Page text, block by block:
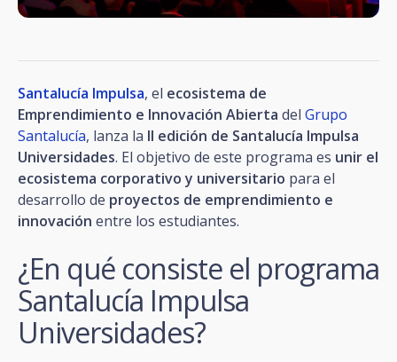
Santalucía Impulsa, el ecosistema de
Emprendimiento e Innovación Abierta del Grupo
Santalucía, lanza la II edición de Santalucía Impulsa
Universidades. El objetivo de este programa es unir el
ecosistema corporativo y universitario para el
desarrollo de proyectos de emprendimiento e
innovación entre los estudiantes.
¿En qué consiste el programa
Santalucía Impulsa
Universidades?